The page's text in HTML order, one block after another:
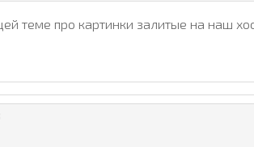
теме про картинки залитые на наш